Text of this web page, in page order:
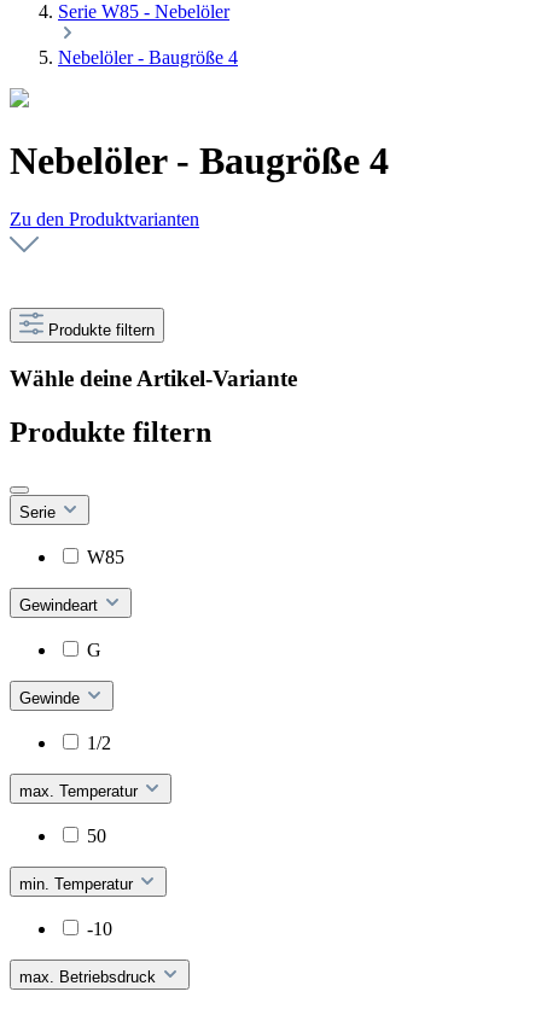
Serie W85 - Nebelöler
Nebelöler - Baugröße 4
Nebelöler - Baugröße 4
Zu den Produktvarianten
Produkte filtern
Wähle deine Artikel-Variante
Produkte filtern
Serie
W85
Gewindeart
G
Gewinde
1/2
max. Temperatur
50
min. Temperatur
-10
max. Betriebsdruck